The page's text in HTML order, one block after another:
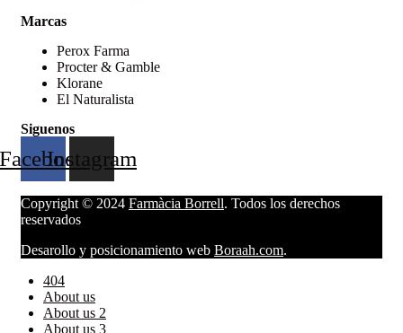
Marcas
Perox Farma
Procter & Gamble
Klorane
El Naturalista
Siguenos
Instagram
Copyright © 2024 Farmàcia Borrell. Todos los derechos
reservados
Desarollo y posicionamiento web Boraah.com.
404
About us
About us 2
About us 3